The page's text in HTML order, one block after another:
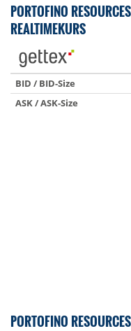
PORTOFINO
REALTIMEKURS
BID / BID-Size
ASK / ASK-Size
PORTOFINO